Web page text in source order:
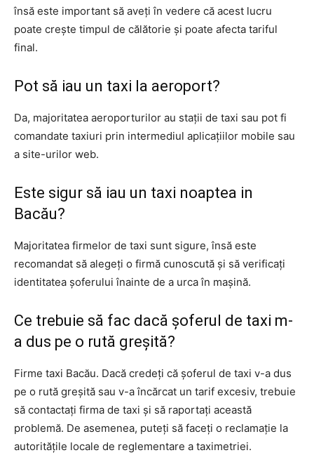
însă este important să aveți în vedere că acest lucru
poate crește timpul de călătorie și poate afecta tariful
final.
Pot să iau un taxi la aeroport?
Da, majoritatea aeroporturilor au stații de taxi sau pot fi
comandate taxiuri prin intermediul aplicațiilor mobile sau
a site-urilor web.
Este sigur să iau un taxi noaptea in
Bacău?
Majoritatea firmelor de taxi sunt sigure, însă este
recomandat să alegeți o firmă cunoscută și să verificați
identitatea șoferului înainte de a urca în mașină.
Ce trebuie să fac dacă șoferul de taxi m-
a dus pe o rută greșită?
Firme taxi Bacău. Dacă credeți că șoferul de taxi v-a dus
pe o rută greșită sau v-a încărcat un tarif excesiv, trebuie
să contactați firma de taxi și să raportați această
problemă. De asemenea, puteți să faceți o reclamație la
autoritățile locale de reglementare a taximetriei.